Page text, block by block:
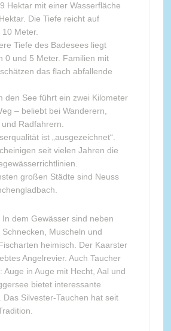
Hektar mit einer Wasserfläche
Die Tiefe reicht auf
Meter.
Tiefe des Badesees liegt
0 und 5 Meter. Familien mit
das flach abfallende
den See führt ein zwei Kilometer
– beliebt bei Wanderern,
Radfahrern.
ist „ausgezeichnet“.
seit vielen Jahren die
großen Städte sind Neuss
dem Gewässer sind neben
Muscheln und
heimisch. Der Kaarster
Angelrevier. Auch Taucher
Auge in Auge mit Hecht, Aal und
bietet interessante
Das Silvester-Tauchen hat seit